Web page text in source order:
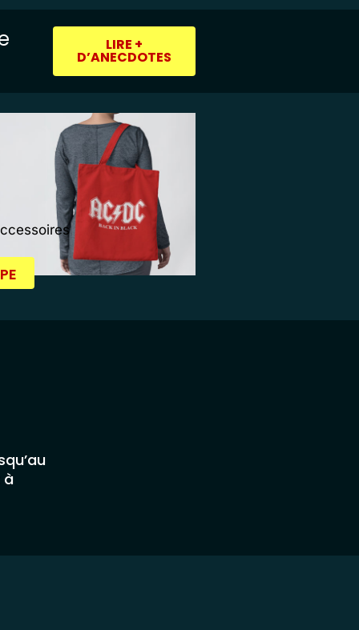
LIRE +
D’ANECDOTES
à